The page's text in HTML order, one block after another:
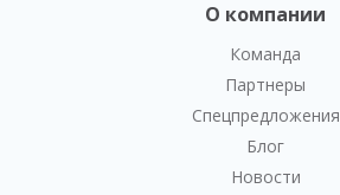
О компании
Команда
Партнеры
Спецпредложения
Блог
Новости